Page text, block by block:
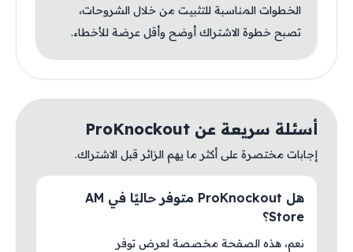
الخطوات المناسبة للتثبيت من خلال الشروحات،
تصبح خطوة الاشتراك أوضح وأقل عرضة للأخطاء.
أسئلة سريعة عن ProKnockout
إجابات مختصرة على أكثر ما يهم الزائر قبل الاشتراك.
هل ProKnockout متوفر حاليًا في AM
Store؟
نعم، هذه الصفحة مخصصة لعرض توفر